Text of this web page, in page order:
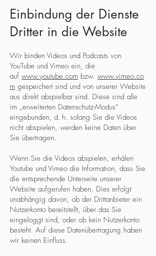
Einbindung der Dienste
Dritter in die Website
Wir binden Videos und Podcasts von
YouTube und Vimeo ein, die
auf www.youtube.com bzw. www.vimeo.co
m gespeichert sind und von unserer Website
aus direkt abspielbar sind. Diese sind alle
im „erweiterten Datenschutz-Modus“
eingebunden, d. h. solang Sie die Videos
nicht abspielen, werden keine Daten über
Sie übertragen.
Wenn Sie die Videos abspielen, erhälen
Youtube und Vimeo die Information, dass Sie
die entsprechende Unterseite unserer
Website aufgerufen haben. Dies erfolgt
unabhängig davon, ob der Drittanbieter ein
Nutzerkonto bereitstellt, über das Sie
eingeloggt sind, oder ob kein Nutzerkonto
besteht. Auf diese Datenübertragung haben
wir keinen Einfluss.